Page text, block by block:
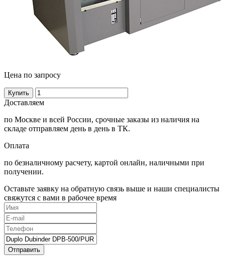
Цена по запросу
Купить
Доставляем
по Москве и всей России, срочные заказы из наличия на
складе отправляем день в день в ТК.
Оплата
по безналичному расчету, картой онлайн, наличными при
получении.
Оставьте заявку на обратную связь выше и наши специалисты
свяжутся с вами в рабочее время
Отправить